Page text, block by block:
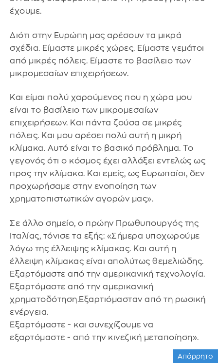
έχουμε.
Διότι στην Ευρώπη μας αρέσουν τα μικρά
σχέδια. Είμαστε μικρές χώρες. Είμαστε γεμάτοι
από μικρές πόλεις. Είμαστε το βασίλειο των
μικρομεσαίων επιχειρήσεων.
Και είμαι πολύ χαρούμενος που η χώρα μου
είναι το βασίλειο των μικρομεσαίων
επιχειρήσεων. Και πάντα ζούσα σε μικρές
πόλεις. Και μου αρέσει πολύ αυτή η μικρή
κλίμακα. Αυτό είναι το βασικό πρόβλημα. Το
γεγονός ότι ο κόσμος έχει αλλάξει εντελώς ως
προς την κλίμακα. Και εμείς, ως Ευρωπαίοι, δεν
προχωρήσαμε στην ενοποίηση των
χρηματοπιστωτικών αγορών μας».
Σε άλλο σημείο, ο πρώην Πρωθυπουργός της
Ιταλίας, τόνισε τα εξής: «Σήμερα υποχωρούμε
λόγω της έλλειψης κλίμακας. Και αυτή η
έλλειψη κλίμακας είναι απολύτως θεμελιώδης.
Εξαρτόμαστε από την αμερικανική τεχνολογία.
Εξαρτόμαστε από την αμερικανική
χρηματοδότηση.Εξαρτιόμασταν από τη ρωσική
ενέργεια.
Εξαρτόμαστε - και συνεχίζουμε να
εξαρτόμαστε - από την κινεζική μεταποίηση».
Απόρρητο